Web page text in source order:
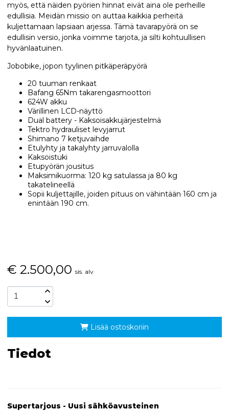
myös, että näiden pyörien hinnat eivät aina ole perheille
edullisia. Meidän missio on auttaa kaikkia perheitä
kuljettamaan lapsiaan arjessa. Tämä tavarapyörä on se
edullisin versio, jonka voimme tarjota, ja silti kohtuullisen
hyvänlaatuinen.
Jobobike, jopon tyylinen pitkäperäpyörä
20 tuuman renkaat
Bafang 65Nm takarengasmoottori
624W akku
Värillinen LCD-näyttö
Dual battery - Kaksoisakkujärjestelmä
Tektro hydrauliset levyjarrut
Shimano 7 ketjuvaihde
Etulyhty ja takalyhty jarruvalolla
Kaksoistuki
Etupyörän jousitus
Maksimikuorma: 120 kg satulassa ja 80 kg
takatelineellä
Sopii kuljettajille, joiden pituus on vähintään 160 cm ja
enintään 190 cm.
€ 2.500,00 sis. alv
Lisää ostoskoriin
Tiedot
Supertarjous - Uusi sähköavusteinen